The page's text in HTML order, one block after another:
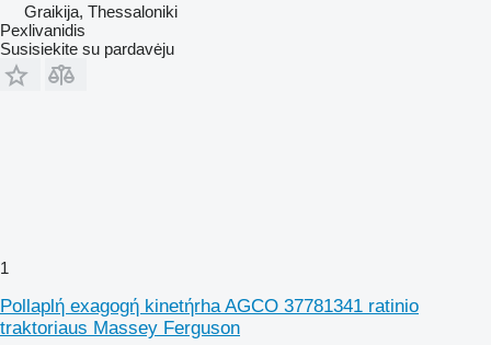
Graikija, Thessaloniki
Pexlivanidis
Susisiekite su pardavėju
1
Pollaplή exagogή kinetήrha AGCO 37781341 ratinio
traktoriaus Massey Ferguson